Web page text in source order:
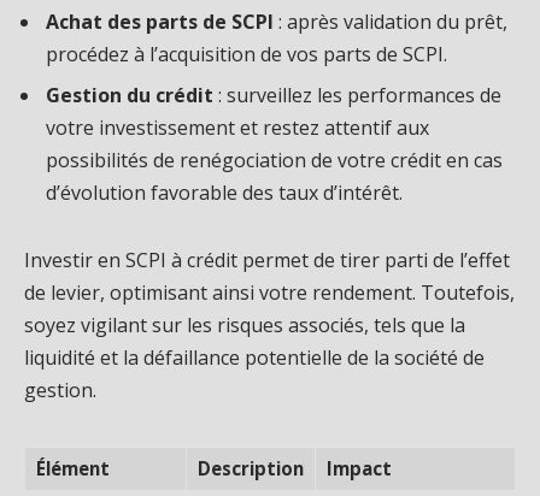
Achat des parts de SCPI : après validation du prêt,
procédez à l’acquisition de vos parts de SCPI.
Gestion du crédit : surveillez les performances de
votre investissement et restez attentif aux
possibilités de renégociation de votre crédit en cas
d’évolution favorable des taux d’intérêt.
Investir en SCPI à crédit permet de tirer parti de l’effet
de levier, optimisant ainsi votre rendement. Toutefois,
soyez vigilant sur les risques associés, tels que la
liquidité et la défaillance potentielle de la société de
gestion.
Élément Description
Impact